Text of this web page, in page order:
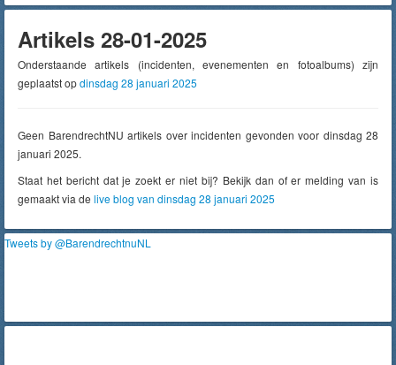
Artikels 28-01-2025
Onderstaande artikels (incidenten, evenementen en fotoalbums) zijn
geplaatst opdinsdag 28 januari 2025
Geen BarendrechtNU artikels over incidenten gevonden voor dinsdag 28
januari 2025.
Staat het bericht dat je zoekt er niet bij? Bekijk dan of er melding van is
gemaakt via de live blog van dinsdag 28 januari 2025
Tweets by @BarendrechtnuNL